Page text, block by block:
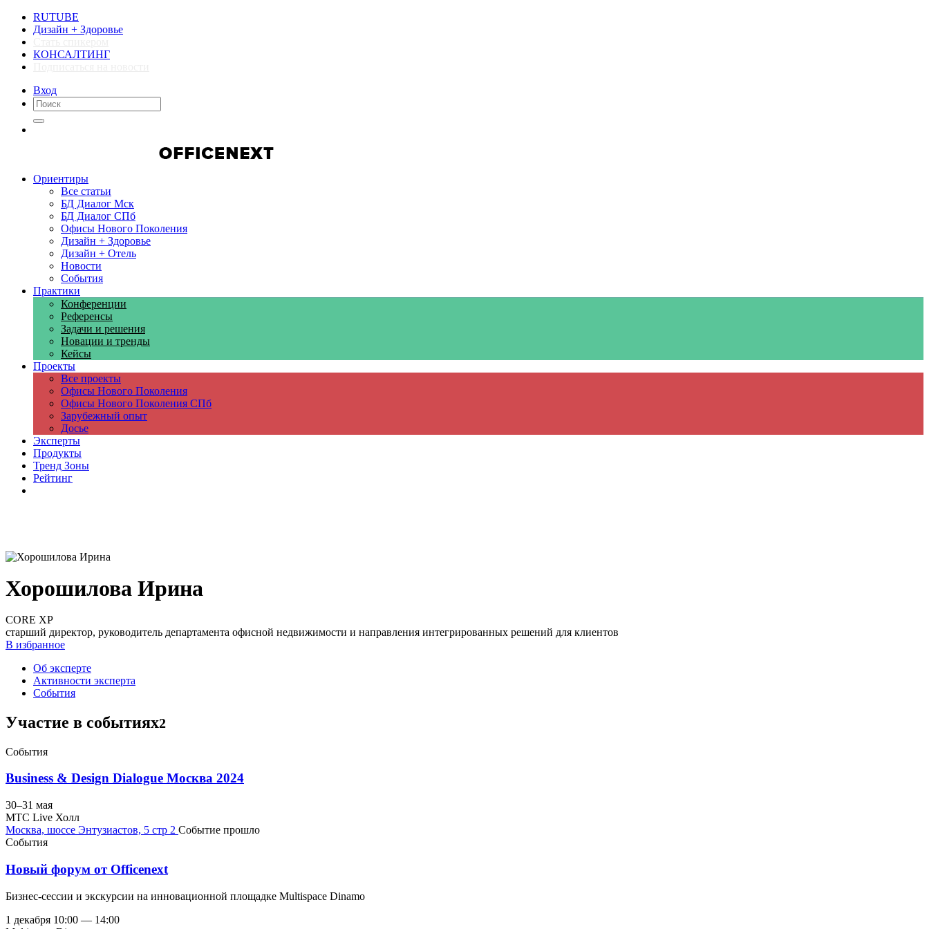
RUTUBE
Дизайн + Здоровье
КОНСАЛТИНГ
Вход
Ориентиры
Все статьи
БД Диалог Мск
БД Диалог СПб
Офисы Нового Поколения
Дизайн + Здоровье
Дизайн + Отель
Новости
События
Практики
Конференции
Референсы
Задачи и решения
Новации и тренды
Кейсы
Проекты
Все проекты
Офисы Нового Поколения
Офисы Нового Поколения СПб
Зарубежный опыт
Досье
Эксперты
Продукты
Тренд Зоны
Рейтинг
Хорошилова Ирина
CORE XP
старший директор, руководитель департамента офисной недвижимости и направления интегрированных решений для клиентов
В избранное
Об эксперте
Активности эксперта
События
Участие в событиях2
События
Business & Design Dialogue Москва 2024
30–31 мая
MTC Live Холл
Москва, шоссе Энтузиастов, 5 стр 2 Событие прошло
События
Новый форум от Officenext
Бизнес-сессии и экскурсии на инновационной площадке Multispace Dinamo
1 декабря 10:00 — 14:00